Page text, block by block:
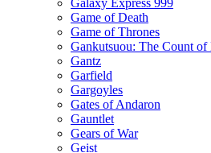
Galaxy Express 999
Game of Death
Game of Thrones
Gankutsuou: The Count
Gantz
Garfield
Gargoyles
Gates of Andaron
Gauntlet
Gears of War
Geist